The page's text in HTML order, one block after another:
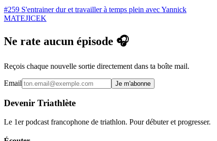
#259 S'entrainer dur et travailler à temps plein avec Yannick
MATEJICEK
Ne rate aucun épisode 🎧
Reçois chaque nouvelle sortie directement dans ta boîte mail.
Email Je m'abonne
Devenir Triathlète
Le 1er podcast francophone de triathlon. Pour débuter et progresser.